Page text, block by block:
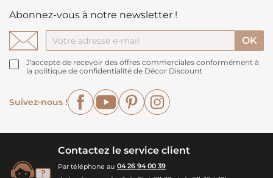
Abonnez-vous à notre newsletter !
J'accepte de recevoir des offres commerciales conformément à
la politique de confidentialité de Décor Discount
Suivez-nous !
FacebookYouTubePinterest
Contactez le service client
Par téléphone au 04 26 94 00 39